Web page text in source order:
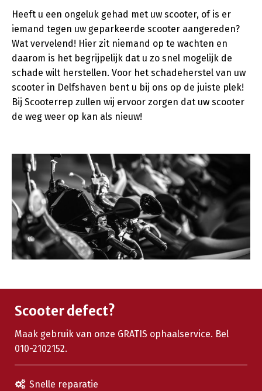
Heeft u een ongeluk gehad met uw scooter, of is er
iemand tegen uw geparkeerde scooter aangereden?
Wat vervelend! Hier zit niemand op te wachten en
daarom is het begrijpelijk dat u zo snel mogelijk de
schade wilt herstellen. Voor het schadeherstel van uw
scooter in Delfshaven bent u bij ons op de juiste plek!
Bij Scooterrep zullen wij ervoor zorgen dat uw scooter
de weg weer op kan als nieuw!
Scooter defect?
Maak gebruik van onze GRATIS ophaalservice. Bel
010-2102152.
Snelle reparatie